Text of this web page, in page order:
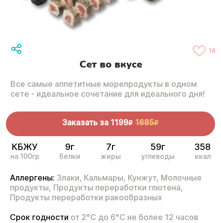
16
Сет во вкусе
Все самые аппетитные морепродукты в одном
сете - идеальное сочетание для идеального дня!
Заказать за 1199R 1685R
КБЖУ
на 100гр
9г
белки
7г
жиры
59г
углеводы
358
ккал
Аллергены: Злаки, Кальмары, Кунжут, Молочные
продукты, Продукты переработки глютена,
Продукты переработки ракообразных
Срок годности от 2°С до 6°С не более 12 часов